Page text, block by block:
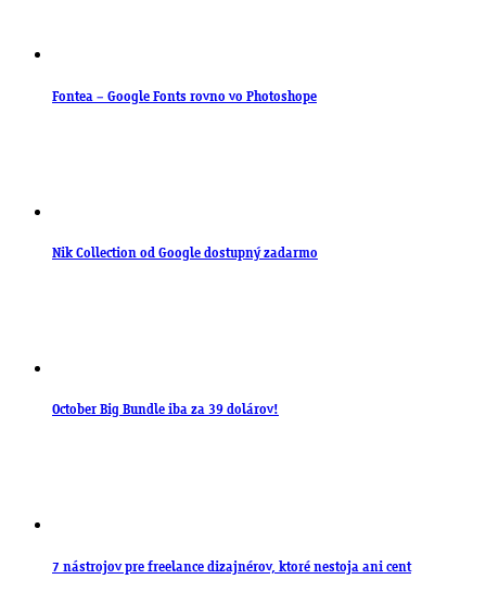
Fontea – Google Fonts rovno vo Photoshope
Nik Collection od Google dostupný zadarmo
October Big Bundle iba za 39 dolárov!
7 nástrojov pre freelance dizajnérov, ktoré nestoja ani cent